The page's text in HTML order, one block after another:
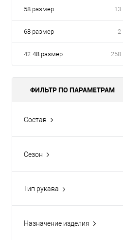
58 размер 13
68 размер 2
42-48 размер 258
ФИЛЬТР ПО ПАРАМЕТРАМ
Состав
30% полиэстер, 65%
вискоза, 5% эластан
Показать ещё 26
Сезон
Осень-Весна
Тип рукава
Назначение изделия